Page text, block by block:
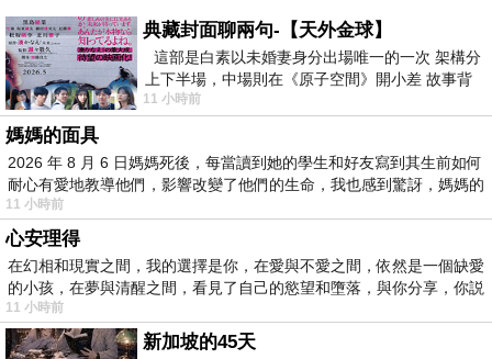
典藏封面聊兩句-【天外金球】
這部是白素以未婚妻身分出場唯一的一次 架構分
上下半場，中場則在《原子空間》開小差 故事背
景影射西藏境外流亡 地下組織
11 小時前
媽媽的面具
2026 年 8 月 6 日媽媽死後，每當讀到她的學生和好友寫到其生前如何
耐心有愛地教導他們，影響改變了他們的生命，我也感到驚訝，媽媽的
11 小時前
心安理得
在幻相和現實之間，我的選擇是你，在愛與不愛之間，依然是一個缺愛
的小孩，在夢與清醒之間，看見了自己的慾望和墮落，與你分享，你説
11 小時前
新加坡的45天